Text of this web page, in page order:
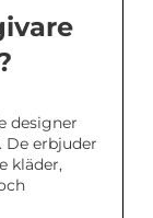
designer
erbjuder
kläder,